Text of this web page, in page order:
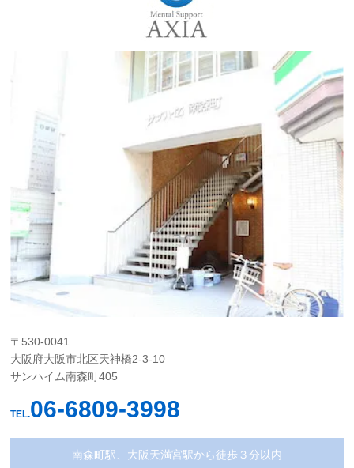
〒530-0041
大阪府大阪市北区天神橋2-3-10
サンハイム南森町405
TEL.06-6809-3998
南森町駅、大阪天満宮駅から徒歩３分以内